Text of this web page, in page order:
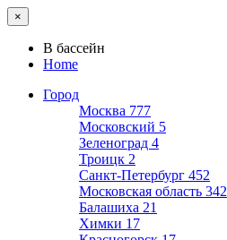
×
В бассейн
Home
Город
Москва 777
Московский 5
Зеленоград 4
Троицк 2
Санкт-Петербург 452
Московская область 342
Балашиха 21
Химки 17